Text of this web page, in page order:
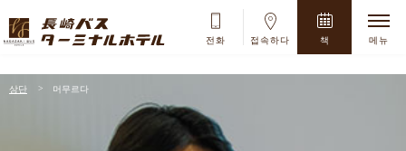
메뉴
책
접속하다
전화
상단 머무르다
We